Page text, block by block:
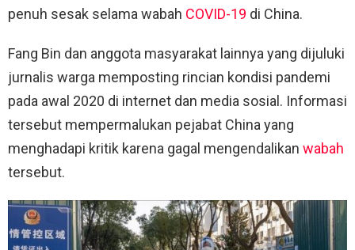
penuh sesak selama wabah COVID-19 di China.
Fang Bin dan anggota masyarakat lainnya yang dijuluki
jurnalis warga memposting rincian kondisi pandemi
pada awal 2020 di internet dan media sosial. Informasi
tersebut mempermalukan pejabat China yang
menghadapi kritik karena gagal mengendalikan wabah
tersebut.